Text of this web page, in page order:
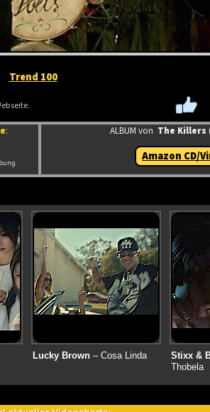
Trend 100
: ALBUM von The Killers
Amazon CD/
Lucky Brown– Cosa Linda Stixx &
Thobela